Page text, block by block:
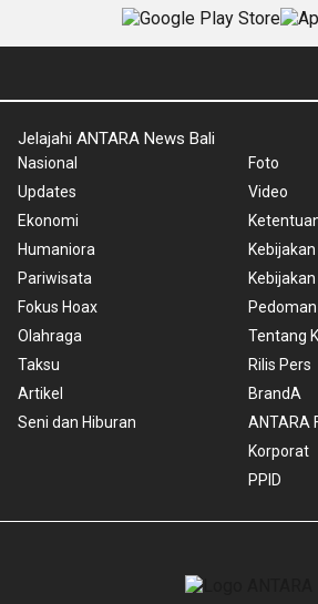
Jelajahi ANTARA News Bali
Nasional
Updates
Ekonomi
Humaniora
Pariwisata
Fokus Hoax
Olahraga
Taksu
Artikel
Seni dan Hiburan
Foto
Video
Tentang
Rilis Pers
BrandA
ANTARA
Korporat
PPID